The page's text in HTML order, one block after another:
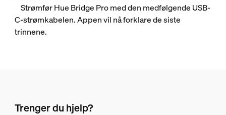
Strømfør Hue Bridge Pro med den medfølgende USB-
C-strømkabelen. Appen vil nå forklare de siste
trinnene.
Trenger du hjelp?